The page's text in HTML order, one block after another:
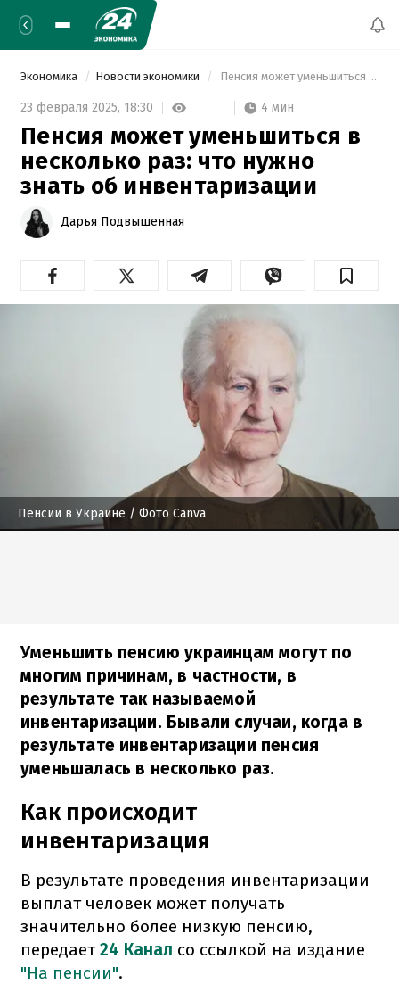
Экономика Новости экономики Пенсия может уменьшиться в несколько раз: что нужно знать об инвентаризации
23 февраля 2025, 18:30 4 мин
Пенсия может уменьшиться в
несколько раз: что нужно
знать об инвентаризации
Дарья Подвышенная
Пенсии в Украине / Фото Canva
Уменьшить пенсию украинцам могут по
многим причинам, в частности, в
результате так называемой
инвентаризации. Бывали случаи, когда в
результате инвентаризации пенсия
уменьшалась в несколько раз.
Как происходит
инвентаризация
В результате проведения инвентаризации
выплат человек может получать
значительно более низкую пенсию,
передает24 Канал со ссылкой на издание
"На пенсии".